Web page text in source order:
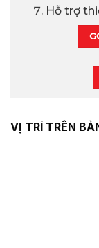
Hỗ trợ
VỊ TRÍ TRÊN